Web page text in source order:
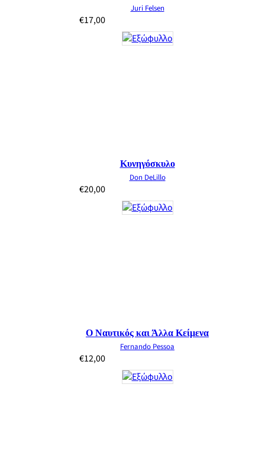
Juri Felsen
€17,00
Κυνηγόσκυλο
Don DeLillo
€20,00
Ο Ναυτικός και Άλλα Κείμενα
Fernando Pessoa
€12,00